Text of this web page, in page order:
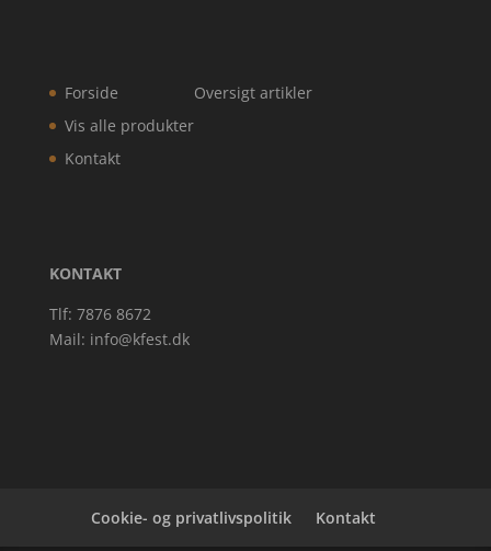
Forside
Vis alle produkter
Kontakt
Oversigt artikler
KONTAKT
Tlf: 7876 8672
Mail: info@kfest.dk
Cookie- og privatlivspolitik Kontakt